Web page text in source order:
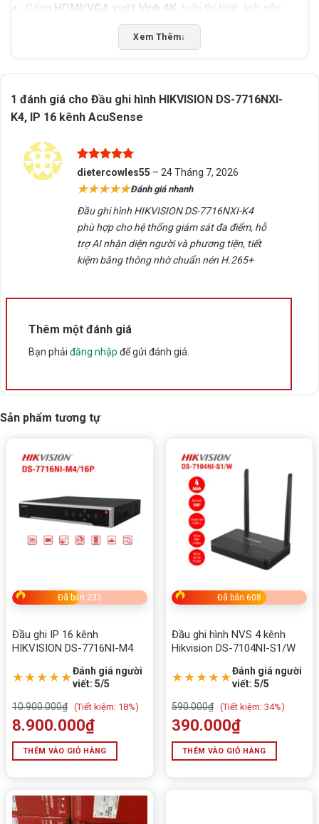
Cổng HDMI/VGA xuất hình 4K , hiển thị hình ảnh sắc
Tương thích ONVIF, dễ dàng kết nối camera IP của
nhiều hãng.
Giao diện quản lý thân thiện, dễ sử dụng.
3. Thông số kỹ thuật chính Đầu ghi hình
HIKVISION DS-7716NXI-K4
THÔNG SỐ
CHI TIẾT
DS-7716NXI-K4
H.265+/H.265/H.264+/H.264
Xuất hình
Tính năng AI
ONVIF, Plug & Play
Nguồn
100 ~ 240VAC
4. Ứng dụng thực tế Đầu ghi hình
Doanh nghiệp, văn phòng lớn: quản lý tập trung hệ
Trường học, bệnh viện
: an ninh toàn diện, dễ dàng
truy xuất dữ liệu.
Kho xưởng, nhà máy: giám sát quy mô lớn, lưu trữ dài
ngày.
Khu đô thị, trung tâm thương mại: kiểm soát an ninh
5. Mua Đầu ghi hình HIKVISION DS-
Xem Thêm↓
1 đánh giá cho Đầu ghi hình HIKVISION DS-7716NXI-
K4, IP 16 kênh AcuSense
Được xếp
hạng5
5
sao
dietercowles55 – 24 Tháng 7, 2026
★★★★★Đánh giá nhanh
Đầu ghi hình HIKVISION DS-7716NXI-K4
phù hợp cho hệ thống giám sát đa điểm, hỗ
trợ AI nhận diện người và phương tiện, tiết
kiệm băng thông nhờ chuẩn nén H.265+
Thêm một đánh giá
Bạn phải đăng nhập để gửi đánh giá.
Sản phẩm tương tự
Đã bán 232
Đầu ghi IP 16 kênh
HIKVISION DS-7716NI-M4
★★★★★Đánh giá người
viết: 5/5
10.900.000₫ (Tiết kiệm: 18%)
8.900.000₫
THÊM VÀO GIỎ HÀNG
Đã bán 608
Đầu ghi hình NVS 4 kênh
Hikvision DS-7104NI-S1/W
★★★★★Đánh giá người
viết: 5/5
590.000₫ (Tiết kiệm: 34%)
390.000₫
THÊM VÀO GIỎ HÀNG